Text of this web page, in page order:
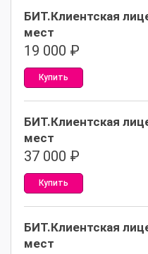
БИТ.Клиентская
мест
19 000 ₽
Купить
БИТ.Клиентская
мест
37 000 ₽
Купить
БИТ.Клиентская
мест